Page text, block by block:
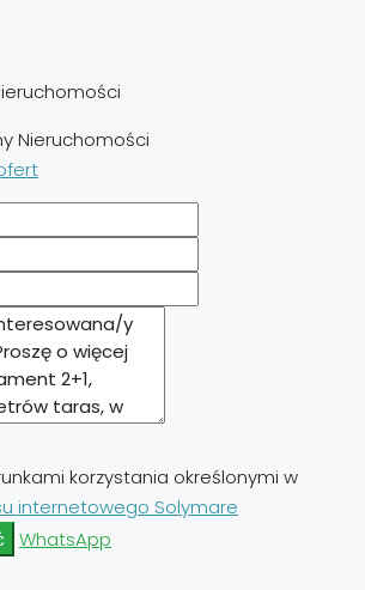
Nieruchomości
korzystania określonymi w
internetowego Solymare
WhatsApp